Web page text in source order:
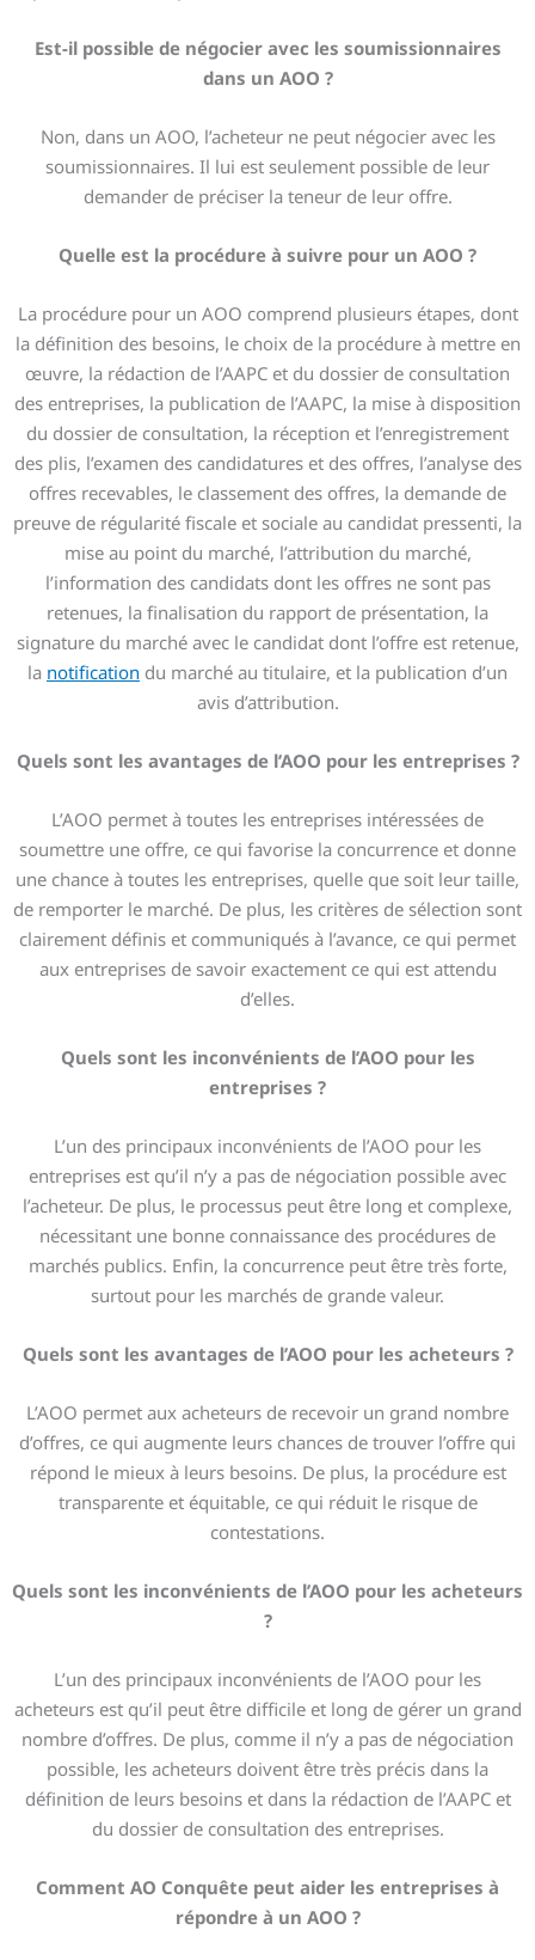
Est-il possible de négocier avec les soumissionnaires
dans un AOO ?
Non, dans un AOO, l’acheteur ne peut négocier avec les
soumissionnaires. Il lui est seulement possible de leur
demander de préciser la teneur de leur offre.
Quelle est la procédure à suivre pour un AOO ?
La procédure pour un AOO comprend plusieurs étapes, dont
la définition des besoins, le choix de la procédure à mettre en
œuvre, la rédaction de l’AAPC et du dossier de consultation
des entreprises, la publication de l’AAPC, la mise à disposition
du dossier de consultation, la réception et l’enregistrement
des plis, l’examen des candidatures et des offres, l’analyse des
offres recevables, le classement des offres, la demande de
preuve de régularité fiscale et sociale au candidat pressenti, la
mise au point du marché, l’attribution du marché,
l’information des candidats dont les offres ne sont pas
retenues, la finalisation du rapport de présentation, la
signature du marché avec le candidat dont l’offre est retenue,
la notification du marché au titulaire, et la publication d’un
avis d’attribution.
Quels sont les avantages de l’AOO pour les entreprises ?
L’AOO permet à toutes les entreprises intéressées de
soumettre une offre, ce qui favorise la concurrence et donne
une chance à toutes les entreprises, quelle que soit leur taille,
de remporter le marché. De plus, les critères de sélection sont
clairement définis et communiqués à l’avance, ce qui permet
aux entreprises de savoir exactement ce qui est attendu
d’elles.
Quels sont les inconvénients de l’AOO pour les
entreprises ?
L’un des principaux inconvénients de l’AOO pour les
entreprises est qu’il n’y a pas de négociation possible avec
l’acheteur. De plus, le processus peut être long et complexe,
nécessitant une bonne connaissance des procédures de
marchés publics. Enfin, la concurrence peut être très forte,
surtout pour les marchés de grande valeur.
Quels sont les avantages de l’AOO pour les acheteurs ?
L’AOO permet aux acheteurs de recevoir un grand nombre
d’offres, ce qui augmente leurs chances de trouver l’offre qui
répond le mieux à leurs besoins. De plus, la procédure est
transparente et équitable, ce qui réduit le risque de
contestations.
Quels sont les inconvénients de l’AOO pour les acheteurs
?
L’un des principaux inconvénients de l’AOO pour les
acheteurs est qu’il peut être difficile et long de gérer un grand
nombre d’offres. De plus, comme il n’y a pas de négociation
possible, les acheteurs doivent être très précis dans la
définition de leurs besoins et dans la rédaction de l’AAPC et
du dossier de consultation des entreprises.
Comment AO Conquête peut aider les entreprises à
répondre à un AOO ?